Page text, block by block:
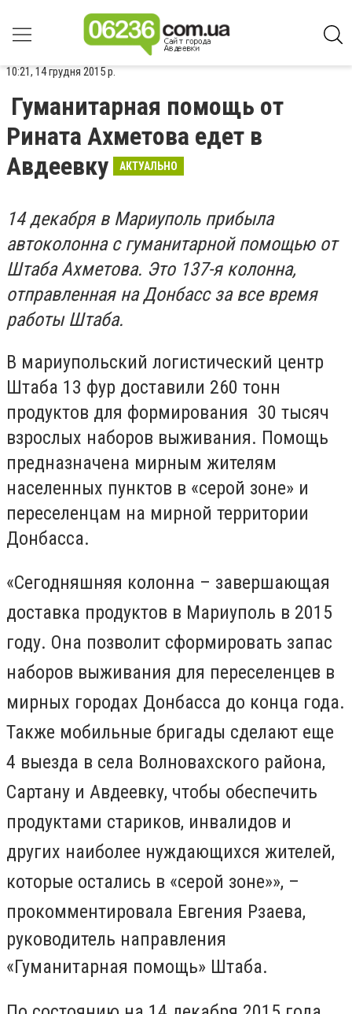
10:21, 14 грудня 2015 р.
Гуманитарная помощь от
Рината Ахметова едет в
Авдеевку
АКТУАЛЬНО
14 декабря в Мариуполь прибыла
автоколонна с гуманитарной помощью от
Штаба Ахметова. Это 137-я колонна,
отправленная на Донбасс за все время
работы Штаба.
В мариупольский логистический центр
Штаба 13 фур доставили 260 тонн
продуктов для формирования 30 тысяч
взрослых наборов выживания. Помощь
предназначена мирным жителям
населенных пунктов в «серой зоне» и
переселенцам на мирной территории
Донбасса.
«Сегодняшняя колонна – завершающая
доставка продуктов в Мариуполь в 2015
году. Она позволит сформировать запас
наборов выживания для переселенцев в
мирных городах Донбасса до конца года.
Также мобильные бригады сделают еще
4 выезда в села Волновахского района,
Сартану и Авдеевку, чтобы обеспечить
продуктами стариков, инвалидов и
других наиболее нуждающихся жителей,
которые остались в «серой зоне»», –
прокомментировала Евгения Рзаева,
руководитель направления
«Гуманитарная помощь» Штаба.